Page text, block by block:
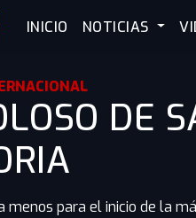
INICIO NOTICIAS
DE
menos para el inicio de la